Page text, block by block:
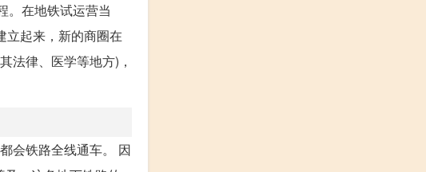
。在地铁试运营当
立起来，新的商圈在
法律、医学等地方)，
会铁路全线通车。 因